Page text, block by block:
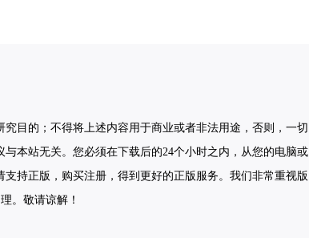
目的；不得将上述内容用于商业或者非法用途，否则，一切
本站无关。您必须在下载后的24个小时之内，从您的电脑或
持正版，购买注册，得到更好的正版服务。我们非常重视版
。敬请谅解！